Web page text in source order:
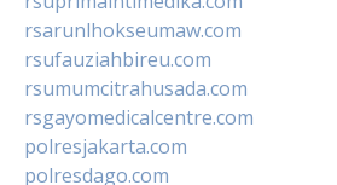
rsarunlhokseumaw.com
rsufauziahbireu.com
rsumumcitrahusada.com
rsgayomedicalcentre.com
polresjakarta.com
polresdago.com